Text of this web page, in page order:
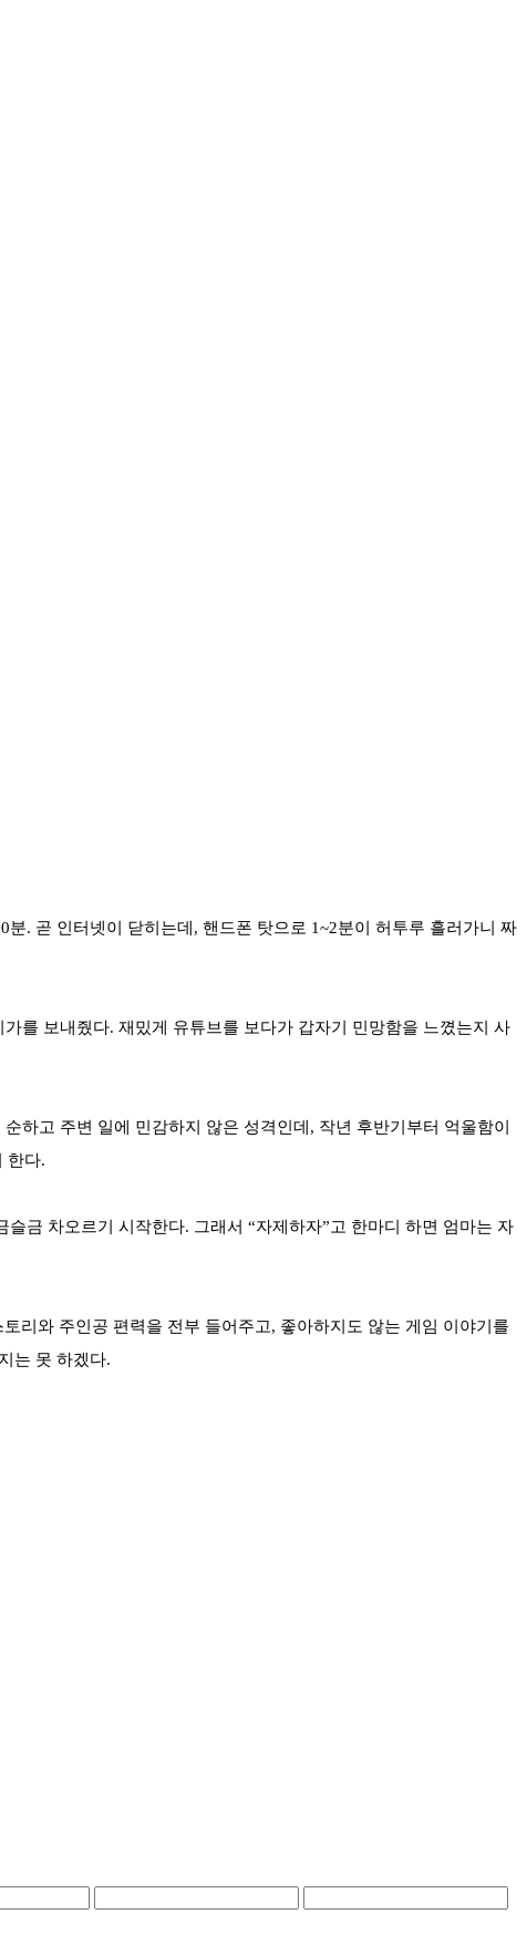
. 곧 인터넷이 닫히는데, 핸드폰 탓으로 1~2분이 허투루 흘러가니 짜
를 보내줬다. 재밌게 유튜브를 보다가 갑자기 민망함을 느꼈는지 사
하고 주변 일에 민감하지 않은 성격인데, 작년 후반기부터 억울함이
한다.
금 차오르기 시작한다. 그래서 “자제하자”고 한마디 하면 엄마는 자
리와 주인공 편력을 전부 들어주고, 좋아하지도 않는 게임 이야기를
는 못 하겠다.